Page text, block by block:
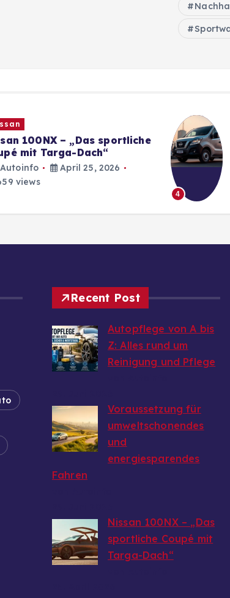
100NX – „Das sportliche
mit Targa-Dach“
Autoinfo
April 25, 2026
views
4
Recent Post
Autopflege von A bis
Z: Alles rund um
Reinigung und Pflege
Voraussetzung für
umweltschonendes
und
energiesparendes
Fahren
Nissan 100NX – „Das
sportliche Coupé mit
Targa-Dach“